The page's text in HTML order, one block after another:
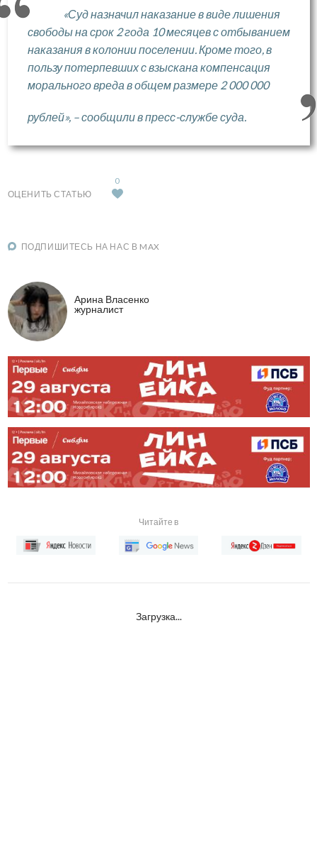
«Суд назначил наказание в виде лишения
свободы на срок 2 года 10 месяцев с отбыванием
наказания в колонии поселении. Кроме того, в
пользу потерпевших с взыскана компенсация
морального вреда в общем размере 2 000 000
рублей», – сообщили в пресс-службе суда.
ОЦЕНИТЬ СТАТЬЮ
0
ПОДПИШИТЕСЬ НА НАС В MAX
Арина Власенко
журналист
Читайте в
Загрузка...